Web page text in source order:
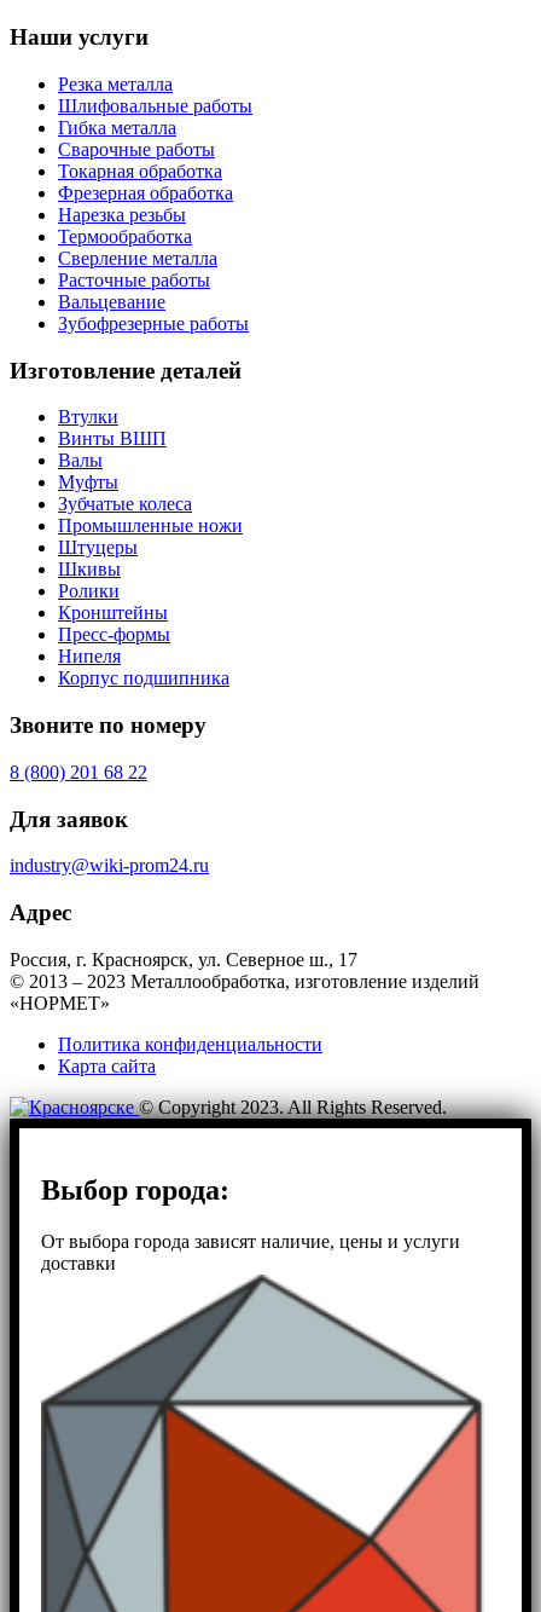
Наши услуги
Резка металла
Шлифовальные работы
Гибка металла
Сварочные работы
Токарная обработка
Фрезерная обработка
Нарезка резьбы
Термообработка
Сверление металла
Расточные работы
Вальцевание
Зубофрезерные работы
Изготовление деталей
Втулки
Винты ВШП
Валы
Муфты
Зубчатые колеса
Промышленные ножи
Штуцеры
Шкивы
Ролики
Кронштейны
Пресс-формы
Нипеля
Корпус подшипника
Звоните по номеру
8 (800) 201 68 22
Для заявок
industry@wiki-prom24.ru
Адрес
Россия, г. Красноярск, ул. Северное ш., 17
© 2013 – 2023 Металлообработка, изготовление изделий
«НОРМЕТ»
Политика конфиденциальности
Карта сайта
© Copyright 2023. All Rights Reserved.
Выбор города:
От выбора города зависят наличие, цены и услуги
доставки